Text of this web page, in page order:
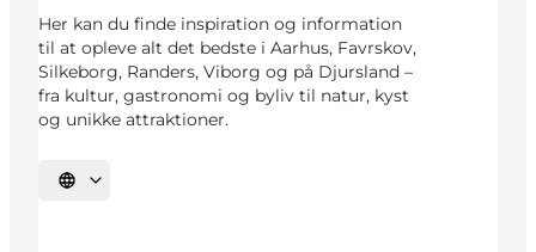
Her kan du finde inspiration og information
til at opleve alt det bedste i Aarhus, Favrskov,
Silkeborg, Randers, Viborg og på Djursland –
fra kultur, gastronomi og byliv til natur, kyst
og unikke attraktioner.
Vælg sprog